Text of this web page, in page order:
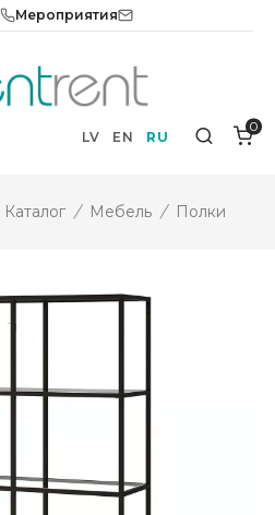
Мероприятия
LV EN RU Search
0
Каталог / Мебель / Полки